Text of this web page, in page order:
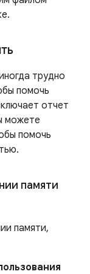
трудно
помочь
отчет
можете
помочь
памяти
памяти,